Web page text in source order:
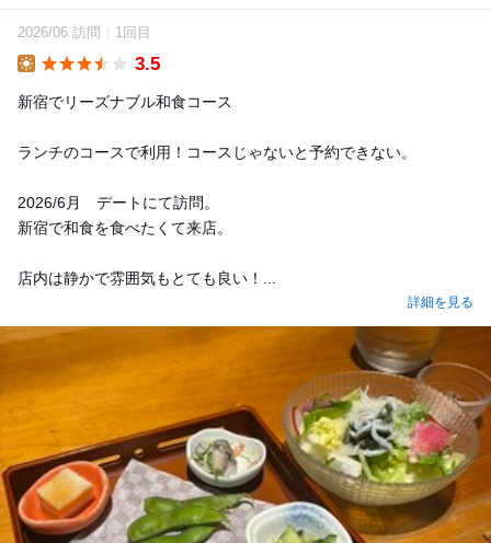
2026/06 訪問 1回目
3.5
新宿でリーズナブル和食コース
ランチのコースで利用！コースじゃないと予約できない。
2026/6月 デートにて訪問。
新宿で和食を食べたくて来店。
店内は静かで雰囲気もとても良い！...
詳細を見る